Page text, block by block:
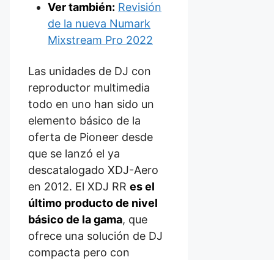
Ver también: Revisión
de la nueva Numark
Mixstream Pro 2022
Las unidades de DJ con
reproductor multimedia
todo en uno han sido un
elemento básico de la
oferta de Pioneer desde
que se lanzó el ya
descatalogado XDJ-Aero
en 2012. El XDJ RR es el
último producto de nivel
básico de la gama, que
ofrece una solución de DJ
compacta pero con